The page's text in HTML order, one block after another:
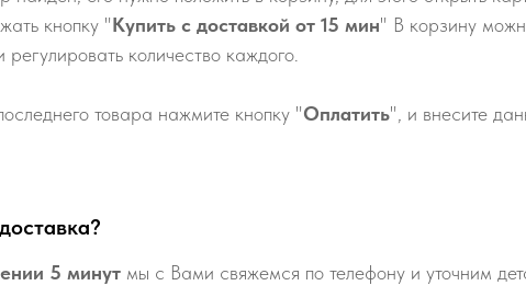
кнопку "Купить с доставкой от 15 мин" В корзину
регулировать количество каждого.
товара нажмите кнопку "Оплатить", и внесите
5 минут мы с Вами свяжемся по телефону и уточним